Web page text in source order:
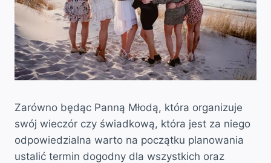
Zarówno będąc Panną Młodą, która organizuje
swój wieczór czy świadkową, która jest za niego
odpowiedzialna warto na początku planowania
ustalić termin dogodny dla wszystkich oraz